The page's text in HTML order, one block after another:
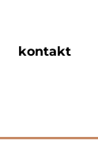
kontakt